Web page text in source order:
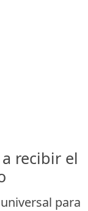
recibir el
para